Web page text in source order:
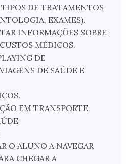
DE TRATAMENTOS
EXAMES).
INFORMAÇÕES SOBRE
MÉDICOS.
DE
DE SAÚDE E
EM TRANSPORTE
O ALUNO A NAVEGAR
CHEGAR A